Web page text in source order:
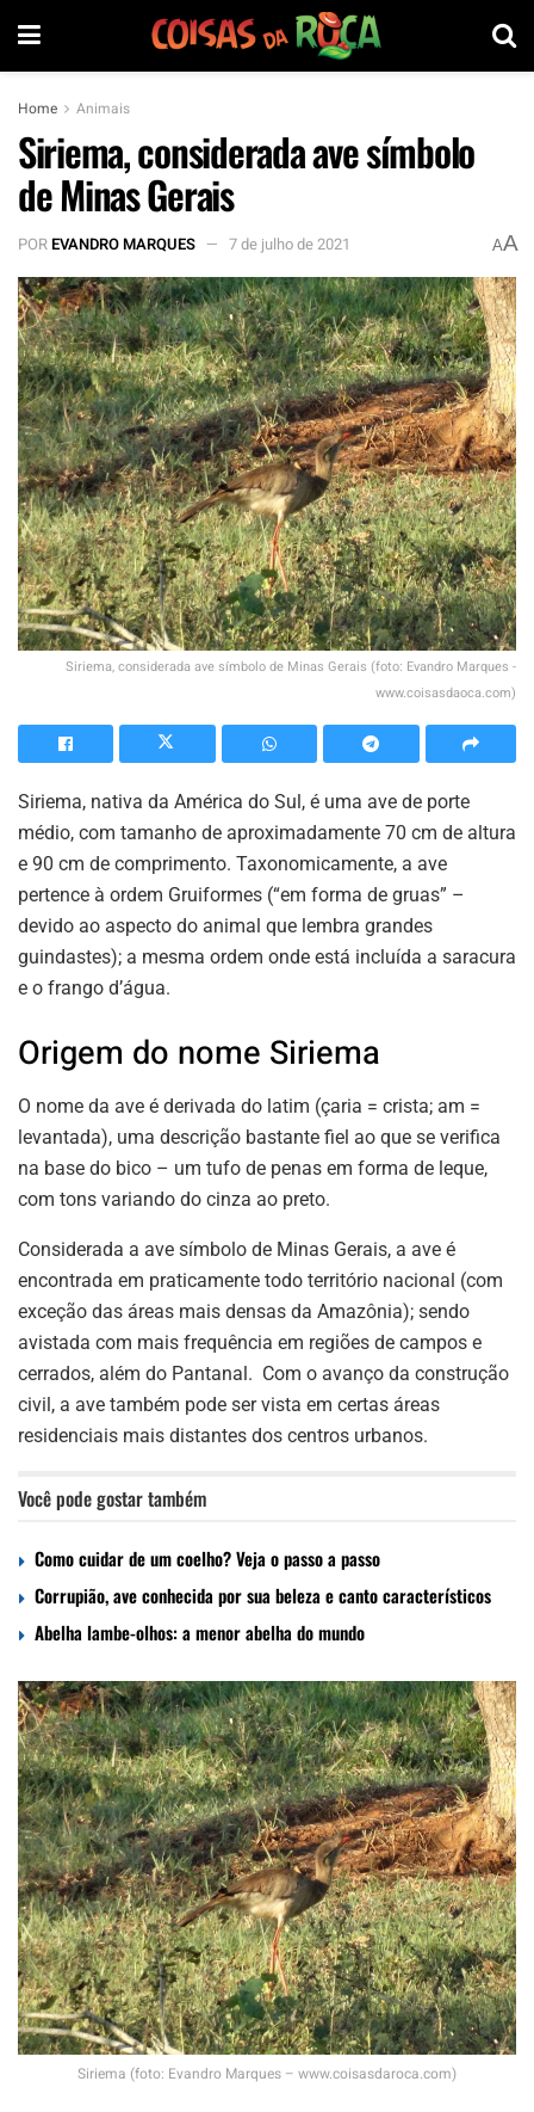
Home Animais
Siriema, considerada ave símbolo
de Minas Gerais
POREVANDRO MARQUES 7 de julho de 2021 AA
Siriema, considerada ave símbolo de Minas Gerais (foto: Evandro Marques -
www.coisasdaoca.com)
Siriema, nativa da América do Sul, é uma ave de porte
médio, com tamanho de aproximadamente 70 cm de altura
e 90 cm de comprimento. Taxonomicamente, a ave
pertence à ordem Gruiformes (“em forma de gruas” –
devido ao aspecto do animal que lembra grandes
guindastes); a mesma ordem onde está incluída a saracura
e o frango d’água.
Origem do nome Siriema
O nome da ave é derivada do latim (çaria = crista; am =
levantada), uma descrição bastante fiel ao que se verifica
na base do bico – um tufo de penas em forma de leque,
com tons variando do cinza ao preto.
Considerada a ave símbolo de Minas Gerais, a ave é
encontrada em praticamente todo território nacional (com
exceção das áreas mais densas da Amazônia); sendo
avistada com mais frequência em regiões de campos e
cerrados, além do Pantanal. Com o avanço da construção
civil, a ave também pode ser vista em certas áreas
residenciais mais distantes dos centros urbanos.
Você pode gostar também
Como cuidar de um coelho? Veja o passo a passo
Corrupião, ave conhecida por sua beleza e canto característicos
Abelha lambe-olhos: a menor abelha do mundo
Siriema (foto: Evandro Marques – www.coisasdaroca.com)